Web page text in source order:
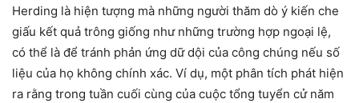
Herding là hiện tượng mà những người thăm dò ý kiến ​​che
giấu kết quả trông giống như những trường hợp ngoại lệ,
có thể là để tránh phản ứng dữ dội của công chúng nếu số
liệu của họ không chính xác. Ví dụ, một phân tích phát hiện
ra rằng trong tuần cuối cùng của cuộc tổng tuyển cử năm